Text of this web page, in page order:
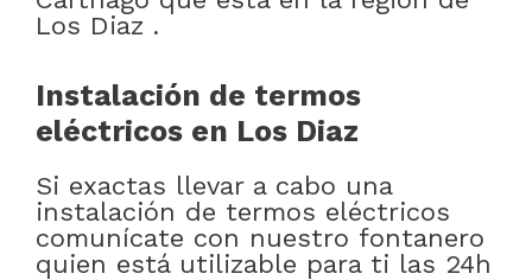
Los Diaz .
Instalación de termos
eléctricos en Los Diaz
Si exactas llevar a cabo una
instalación de termos eléctricos
comunícate con nuestro fontanero
quien está utilizable para ti las 24h